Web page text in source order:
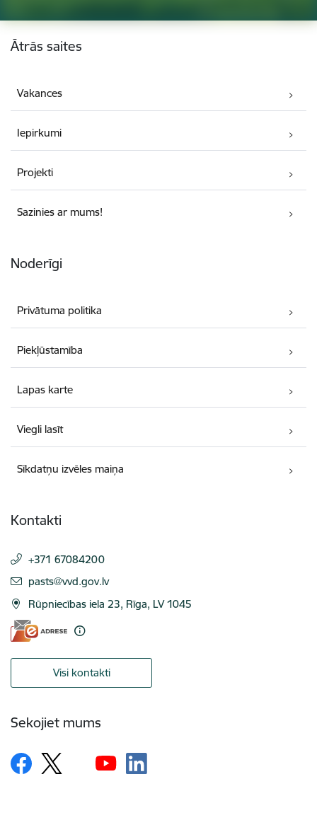
Kājene
Ātrās saites
Vakances
Iepirkumi
Projekti
Sazinies ar mums!
Noderīgi
Privātuma politika
Piekļūstamība
Lapas karte
Viegli lasīt
Sīkdatņu izvēles maiņa
Kontakti
+371 67084200
E-pasts:
pasts@vvd.gov.lv
Rūpniecības iela 23, Rīga, LV 1045
Visi kontakti
Sekojiet mums